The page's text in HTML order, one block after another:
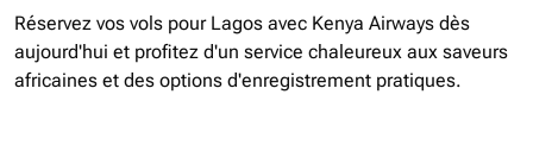
Réservez vos vols pour Lagos avec Kenya Airways dès
aujourd'hui et profitez d'un service chaleureux aux saveurs
africaines et des options d'enregistrement pratiques.